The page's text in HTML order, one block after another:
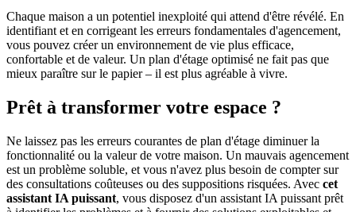
Chaque maison a un potentiel inexploité qui attend d'être révélé. En
identifiant et en corrigeant les erreurs fondamentales d'agencement,
vous pouvez créer un environnement de vie plus efficace,
confortable et de valeur. Un plan d'étage optimisé ne fait pas que
mieux paraître sur le papier – il est plus agréable à vivre.
Prêt à transformer votre espace ?
Ne laissez pas les erreurs courantes de plan d'étage diminuer la
fonctionnalité ou la valeur de votre maison. Un mauvais agencement
est un problème soluble, et vous n'avez plus besoin de compter sur
des consultations coûteuses ou des suppositions risquées. Avec cet
assistant IA puissant, vous disposez d'un assistant IA puissant prêt